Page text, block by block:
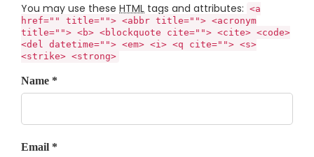
You may use these HTML tags and attributes: <a
href="" title=""> <abbr title=""> <acronym
title=""> <b> <blockquote cite=""> <cite> <code>
<del datetime=""> <em> <i> <q cite=""> <s>
<strike> <strong>
Name *
Email *